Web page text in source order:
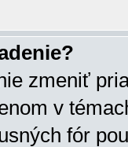
zmeniť
v
fór